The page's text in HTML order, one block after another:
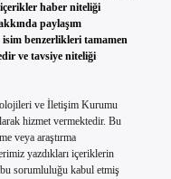
haber niteliği
paylaşım
benzerlikleri tamamen
ve tavsiye niteliği
ve İletişim Kurumu
hizmet vermektedir. Bu
veya araştırma
yazdıkları içeriklerin
sorumluluğu kabul etmiş